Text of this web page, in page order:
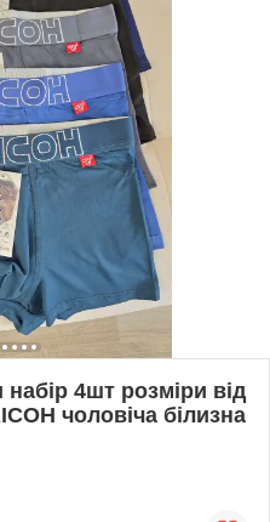
набір 4шт розміри від
чоловіча білизна